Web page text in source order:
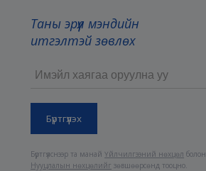
Таны эрүүл мэндийн
итгэлтэй зөвлөх
Бүртгүүлснээр та манайҮйлчилгээний нөхцөл болон
Нууцлалын нөхцөлийг зөвшөөрсөнд тооцно.